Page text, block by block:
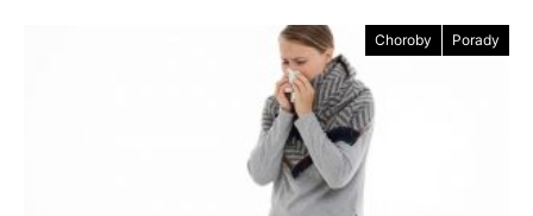
Choroby Porady